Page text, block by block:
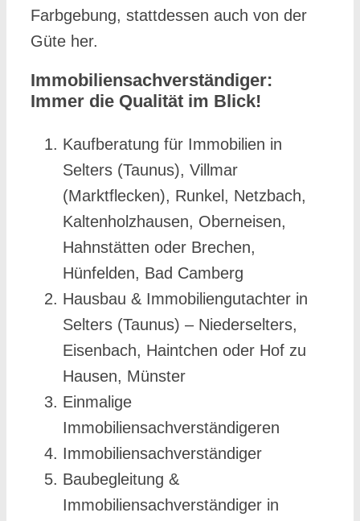
Farbgebung, stattdessen auch von der
Güte her.
Immobiliensachverständiger:
Immer die Qualität im Blick!
Kaufberatung für Immobilien in
Selters (Taunus), Villmar
(Marktflecken), Runkel, Netzbach,
Kaltenholzhausen, Oberneisen,
Hahnstätten oder Brechen,
Hünfelden, Bad Camberg
Hausbau & Immobiliengutachter in
Selters (Taunus) – Niederselters,
Eisenbach, Haintchen oder Hof zu
Hausen, Münster
Einmalige
Immobiliensachverständigeren
Immobiliensachverständiger
Baubegleitung &
Immobiliensachverständiger in